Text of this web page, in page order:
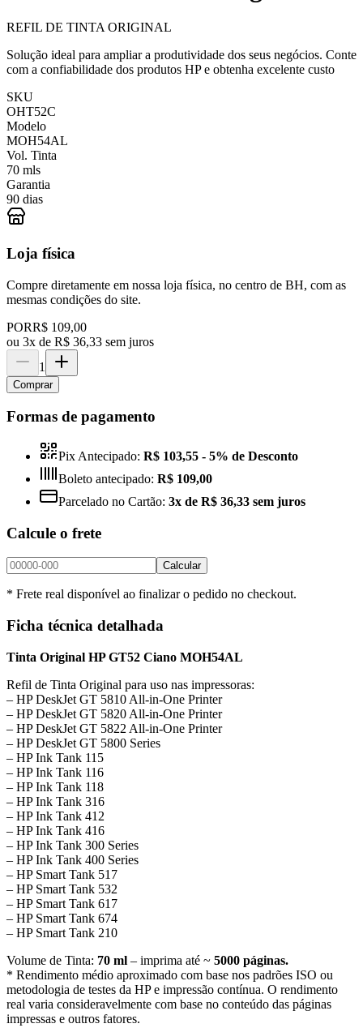
REFIL DE TINTA ORIGINAL
Solução ideal para ampliar a produtividade dos seus negócios. Conte
com a confiabilidade dos produtos HP e obtenha excelente custo
SKU
OHT52C
Modelo
MOH54AL
Vol. Tinta
70 mls
Garantia
90 dias
Loja física
Compre diretamente em nossa loja física, no centro de BH, com as
mesmas condições do site.
PORR$ 109,00
ou 3x de R$ 36,33 sem juros
1
Comprar
Formas de pagamento
Pix Antecipado: R$ 103,55 - 5% de Desconto
Boleto antecipado: R$ 109,00
Parcelado no Cartão: 3x de R$ 36,33 sem juros
Calcule o frete
Calcular
* Frete real disponível ao finalizar o pedido no checkout.
Ficha técnica detalhada
Tinta Original HP GT52 Ciano MOH54AL
Refil de Tinta Original para uso nas impressoras:
– HP DeskJet GT 5810 All-in-One Printer
– HP DeskJet GT 5820 All-in-One Printer
– HP DeskJet GT 5822 All-in-One Printer
– HP DeskJet GT 5800 Series
– HP Ink Tank 115
– HP Ink Tank 116
– HP Ink Tank 118
– HP Ink Tank 316
– HP Ink Tank 412
– HP Ink Tank 416
– HP Ink Tank 300 Series
– HP Ink Tank 400 Series
– HP Smart Tank 517
– HP Smart Tank 532
– HP Smart Tank 617
– HP Smart Tank 674
– HP Smart Tank 210
Volume de Tinta: 70 ml – imprima até ~ 5000 páginas.
* Rendimento médio aproximado com base nos padrões ISO ou
metodologia de testes da HP e impressão contínua. O rendimento
real varia consideravelmente com base no conteúdo das páginas
impressas e outros fatores.